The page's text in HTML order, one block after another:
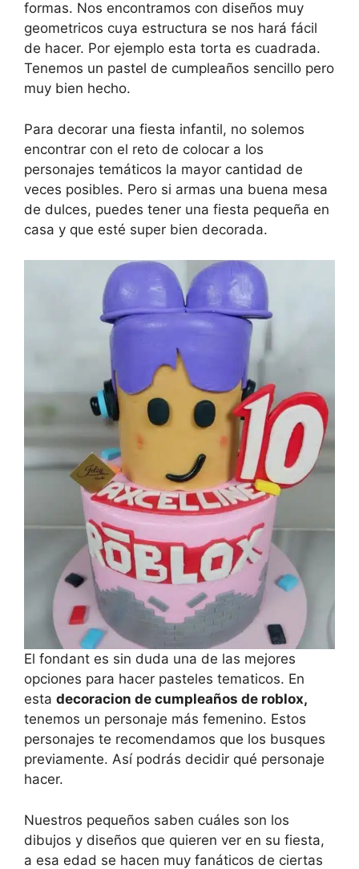
formas. Nos encontramos con diseños muy
geometricos cuya estructura se nos hará fácil
de hacer. Por ejemplo esta torta es cuadrada.
Tenemos un pastel de cumpleaños sencillo pero
muy bien hecho.
Para decorar una fiesta infantil, no solemos
encontrar con el reto de colocar a los
personajes temáticos la mayor cantidad de
veces posibles. Pero si armas una buena mesa
de dulces, puedes tener una fiesta pequeña en
casa y que esté super bien decorada.
El fondant es sin duda una de las mejores
opciones para hacer pasteles tematicos. En
esta decoracion de cumpleaños de roblox,
tenemos un personaje más femenino. Estos
personajes te recomendamos que los busques
previamente. Así podrás decidir qué personaje
hacer.
Nuestros pequeños saben cuáles son los
dibujos y diseños que quieren ver en su fiesta,
a esa edad se hacen muy fanáticos de ciertas